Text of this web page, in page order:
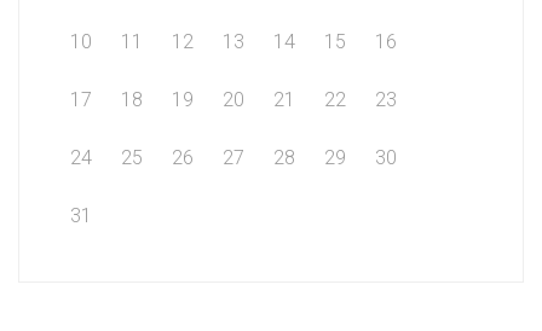
10 11 12 13 14 15 16
17 18 19 20 21 22 23
24 25 26 27 28 29 30
31